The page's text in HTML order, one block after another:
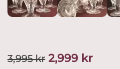
3,995kr Det
2,999 krDet